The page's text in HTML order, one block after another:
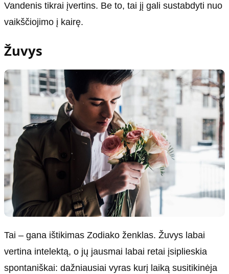
Vandenis tikrai įvertins. Be to, tai jį gali sustabdyti nuo
vaikščiojimo į kairę.
Žuvys
Tai – gana ištikimas Zodiako ženklas. Žuvys labai
vertina intelektą, o jų jausmai labai retai įsiplieskia
spontaniškai: dažniausiai vyras kurį laiką susitikinėja